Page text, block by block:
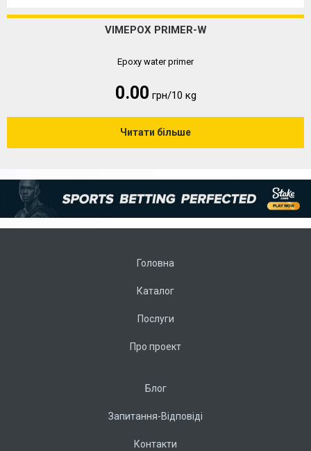
VIMEPOX PRIMER-W
Epoxy water primer
0.00 грн/10 кg
Читати більше
Головна
Каталог
Послуги
Про проект
Блог
Запитання-Відповіді
Контакти